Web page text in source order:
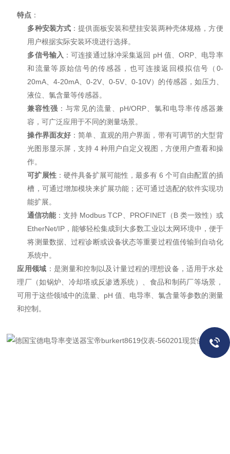
特点 ：
多种安装方式 ：提供面板安装和壁挂安装两种壳体规格，方便
用户根据实际安装环境进行选择。
多信号输入 ：可连接通过脉冲采集返回 pH 值、ORP、电导率
和流量等原始信号的传感器，也可连接返回模拟信号（0-
20mA、4-20mA、0-2V、0-5V、0-10V）的传感器，如压力、
液位、氯含量等传感器。
兼容性强 ：与常见的流量、pH/ORP、氯和电导率传感器兼
容，可广泛应用于不同的测量场景。
操作界面友好 ：简单、直观的用户界面，带有可调节的大型背
光图形显示屏，支持 4 种用户自定义视图，方便用户查看和操
作。
可扩展性：硬件具备扩展可能性，最多有 6 个可自由配置的插
槽，可通过增加模块来扩展功能；还可通过选配的软件实现功
能扩展。
通信功能：支持 Modbus TCP、PROFINET（B 类一致性）或
EtherNet/IP，能够轻松集成到大多数工业以太网环境中，便于
将测量数据、过程诊断或设备状态等重要过程值传输到自动化
系统中。
应用领域 ：是测量和控制以及计量过程的理想设备，适用于水处
理厂（如锅炉、冷却塔或反渗透系统）、食品和制药厂等场景，
可用于这些领域中的流量、pH 值、电导率、氯含量等参数的测量
和控制。